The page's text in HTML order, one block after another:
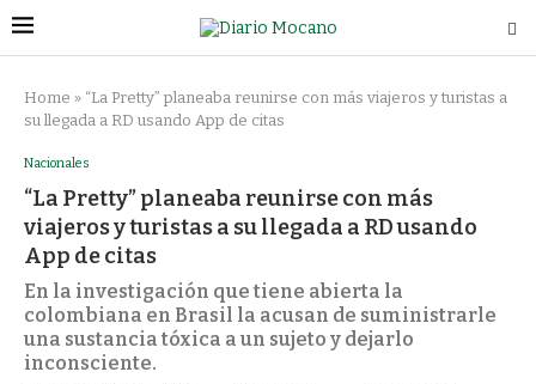
Home » “La Pretty” planeaba reunirse con más viajeros y turistas a
su llegada a RD usando App de citas
Nacionales
“La Pretty” planeaba reunirse con más
viajeros y turistas a su llegada a RD usando
App de citas
En la investigación que tiene abierta la
colombiana en Brasil la acusan de suministrarle
una sustancia tóxica a un sujeto y dejarlo
inconsciente.